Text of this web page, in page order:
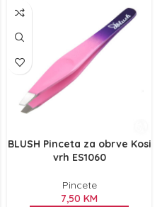
BLUSH Pinceta za obrve Kosi
vrh ES1060
Pincete
7,50 KM